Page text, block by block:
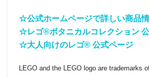
☆公式ホームページで詳しい商品情
☆レゴ®ボタニカルコレクション
☆大人向けのレゴ® 公式ページ
LEGO and the LEGO logo are trademarks